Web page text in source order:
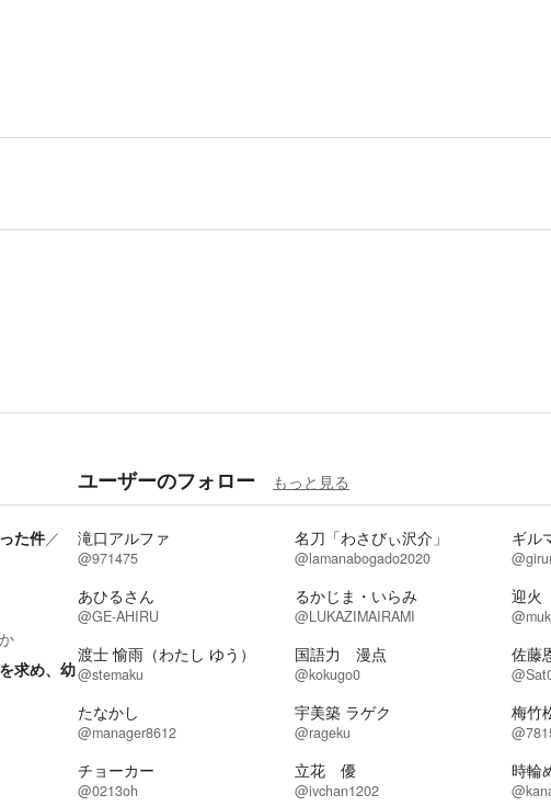
た件／
求め、幼
ユーザーのフォロー もっと見る
滝口アルファ
@971475
名刀「わさびぃ沢介」
@lamanabogado2020
ギル
あひるさん
@GE-AHIRU
るかじま・いらみ
@LUKAZIMAIRAMI
迎
渡士 愉雨（わたし ゆう）
@stemaku
国語力 漫点
@kokugo0
佐藤
たなかし
@manager8612
宇美築 ラゲク
@rageku
梅竹
チョーカー
@0213oh
立花 優
@ivchan1202
時輪